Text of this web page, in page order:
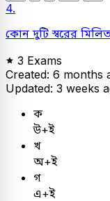
4.
কোন দুটি স্বরের
3 Exams
Created: 6 months
Updated: 3 weeks
ক
উ+ই
খ
অ+ই
গ
এ+ই